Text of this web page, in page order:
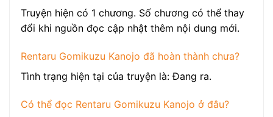
Truyện hiện có 1 chương. Số chương có thể thay
đổi khi nguồn đọc cập nhật thêm nội dung mới.
Rentaru Gomikuzu Kanojo đã hoàn thành chưa?
Tình trạng hiện tại của truyện là: Đang ra.
Có thể đọc Rentaru Gomikuzu Kanojo ở đâu?